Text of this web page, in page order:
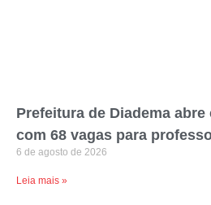
Prefeitura de Diadema
com 68 vagas para
6 de agosto de 2026
Leia mais »